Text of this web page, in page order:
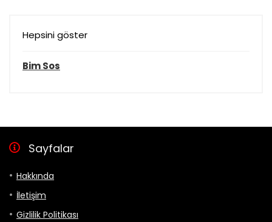
Hepsini göster
Bim Sos
Sayfalar
Hakkında
İletişim
Gizlilik Politikası